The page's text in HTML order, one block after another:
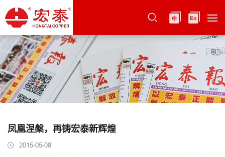
凤凰涅槃，再铸宏泰新辉煌
2015-05-08